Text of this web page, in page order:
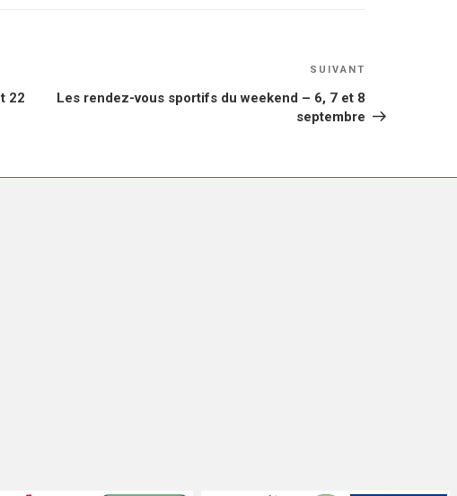
22
SUIVANT
Les rendez-vous sportifs du weekend – 6, 7 et 8
septembre